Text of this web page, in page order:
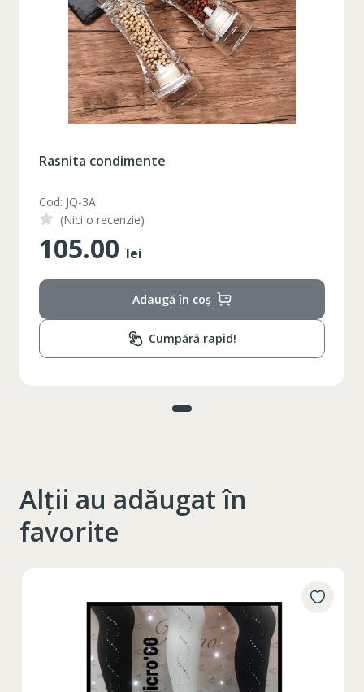
Rasnita condimente
Cod: JQ-3A
(Nici o recenzie)
105.00 lei
Adaugă în coș
Cumpără rapid!
Alții au adăugat în
favorite